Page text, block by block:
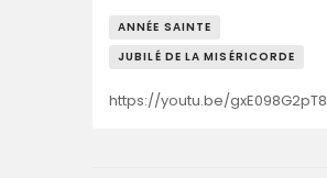
ANNÉE SAINTE
JUBILÉ DE LA MISÉRICORDE
https://youtu.be/gxE098G2pT8